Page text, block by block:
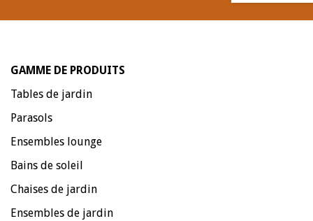
GAMME DE PRODUITS
Tables de jardin
Parasols
Ensembles lounge
Bains de soleil
Chaises de jardin
Ensembles de jardin